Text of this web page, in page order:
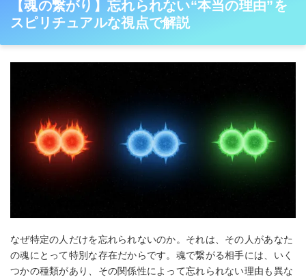
【魂の繋がり】忘れられない“本当の理由”を
スピリチュアルな視点で解説
なぜ特定の人だけを忘れられないのか。それは、その人があなた
の魂にとって特別な存在だからです。魂で繋がる相手には、いく
つかの種類があり、その関係性によって忘れられない理由も異な